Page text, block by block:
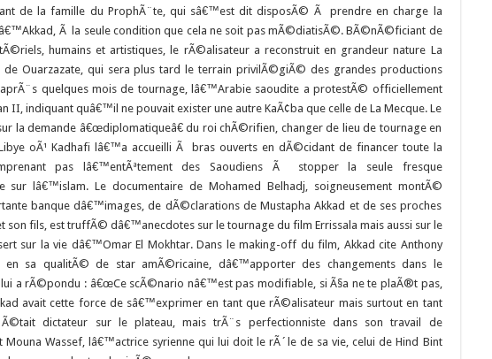
de la famille du ProphÃ¨te, qui sâ€™est dit disposÃ© Ã prendre en charge la
Ã la seule condition que cela ne soit pas mÃ©diatisÃ©. BÃ©nÃ©ficiant de
humains et artistiques, le rÃ©alisateur a reconstruit en grandeur nature La
de Ouarzazate, qui sera plus tard le terrain privilÃ©giÃ© des grandes productions
quelques mois de tournage, lâ€™Arabie saoudite a protestÃ© officiellement
II, indiquant quâ€™il ne pouvait exister une autre KaÃ¢ba que celle de La Mecque. Le
la demande â€œdiplomatiqueâ€ du roi chÃ©rifien, changer de lieu de tournage en
oÃ¹ Kadhafi lâ€™a accueilli Ã bras ouverts en dÃ©cidant de financer toute la
pas lâ€™entÃªtement des Saoudiens Ã stopper la seule fresque
sur lâ€™islam. Le documentaire de Mohamed Belhadj, soigneusement montÃ©
banque dâ€™images, de dÃ©clarations de Mustapha Akkad et de ses proches
son fils, est truffÃ© dâ€™anecdotes sur le tournage du film Errissala mais aussi sur le
sur la vie dâ€™Omar El Mokhtar. Dans le making-off du film, Akkad cite Anthony
sa qualitÃ© de star amÃ©ricaine, dâ€™apporter des changements dans le
a rÃ©pondu : â€œCe scÃ©nario nâ€™est pas modifiable, si Ã§a ne te plaÃ®t pas,
avait cette force de sâ€™exprimer en tant que rÃ©alisateur mais surtout en tant
dictateur sur le plateau, mais trÃ¨s perfectionniste dans son travail de
Wassef, lâ€™actrice syrienne qui lui doit le rÃ´le de sa vie, celui de Hind Bint